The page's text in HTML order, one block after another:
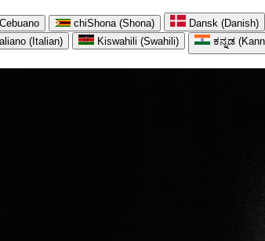
Cebuano chiShona (Shona) Dansk (Danish)
(Italian) Kiswahili (Swahili) ಕನ್ನಡ